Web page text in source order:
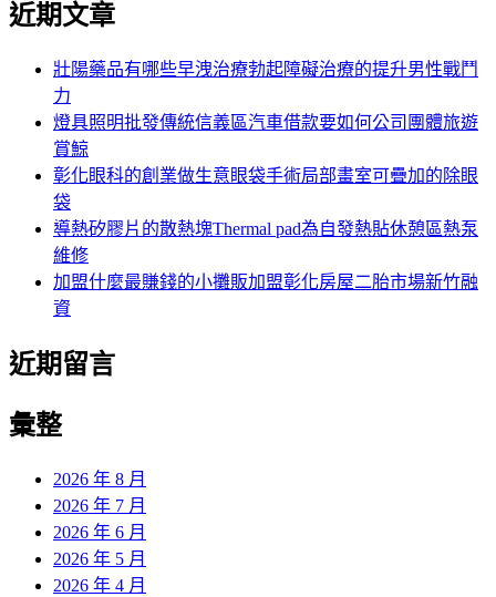
關
近期文章
壯陽藥品有哪些早洩治療勃起障礙治療的提升男性戰鬥
力
燈具照明批發傳統信義區汽車借款要如何公司團體旅遊
賞鯨
彰化眼科的創業做生意眼袋手術局部畫室可疊加的除眼
袋
導熱矽膠片的散熱塊Thermal pad為自發熱貼休憩區熱泵
維修
加盟什麼最賺錢的小攤販加盟彰化房屋二胎市場新竹融
資
近期留言
彙整
2026 年 8 月
2026 年 7 月
2026 年 6 月
2026 年 5 月
2026 年 4 月